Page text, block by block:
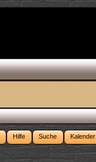
Hilfe Suche Kalender